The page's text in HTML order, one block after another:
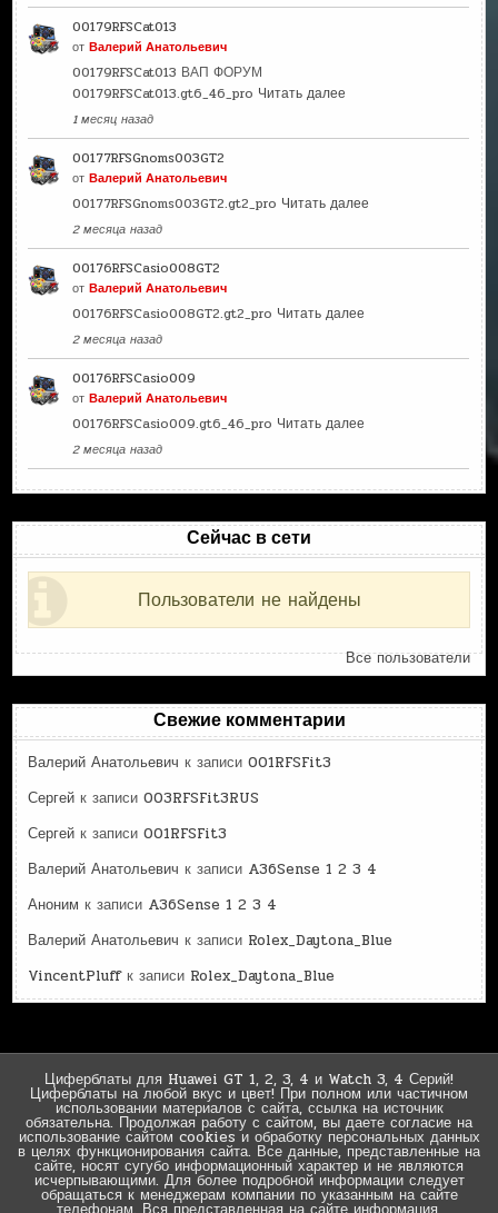
00179RFSCat013
отВалерий Анатольевич
00179RFSCat013 ВАП ФОРУМ
00179RFSCat013.gt6_46_pro Читать далее
1 месяц назад
00177RFSGnoms003GT2
отВалерий Анатольевич
00177RFSGnoms003GT2.gt2_pro Читать далее
2 месяца назад
00176RFSCasio008GT2
отВалерий Анатольевич
00176RFSCasio008GT2.gt2_pro Читать далее
2 месяца назад
00176RFSCasio009
отВалерий Анатольевич
00176RFSCasio009.gt6_46_pro Читать далее
2 месяца назад
Сейчас в сети
Пользователи не найдены
Все пользователи
Свежие комментарии
Валерий Анатольевич к записи001RFSFit3
Сергей к записи003RFSFit3RUS
Сергей к записи001RFSFit3
Валерий Анатольевич к записи A36Sense 1 2 3 4
Аноним к записи A36Sense 1 2 3 4
Валерий Анатольевич к записи Rolex_Daytona_Blue
VincentPluffк записи Rolex_Daytona_Blue
Циферблаты для Huawei GT 1, 2, 3, 4 и Watch 3, 4 Серий!
Циферблаты на любой вкус и цвет! При полном или частичном
использовании материалов с сайта, ссылка на источник
обязательна. Продолжая работу с сайтом, вы даете согласие на
использование сайтом cookies и обработку персональных данных
в целях функционирования сайта. Все данные, представленные на
сайте, носят сугубо информационный характер и не являются
исчерпывающими. Для более подробной информации следует
обращаться к менеджерам компании по указанным на сайте